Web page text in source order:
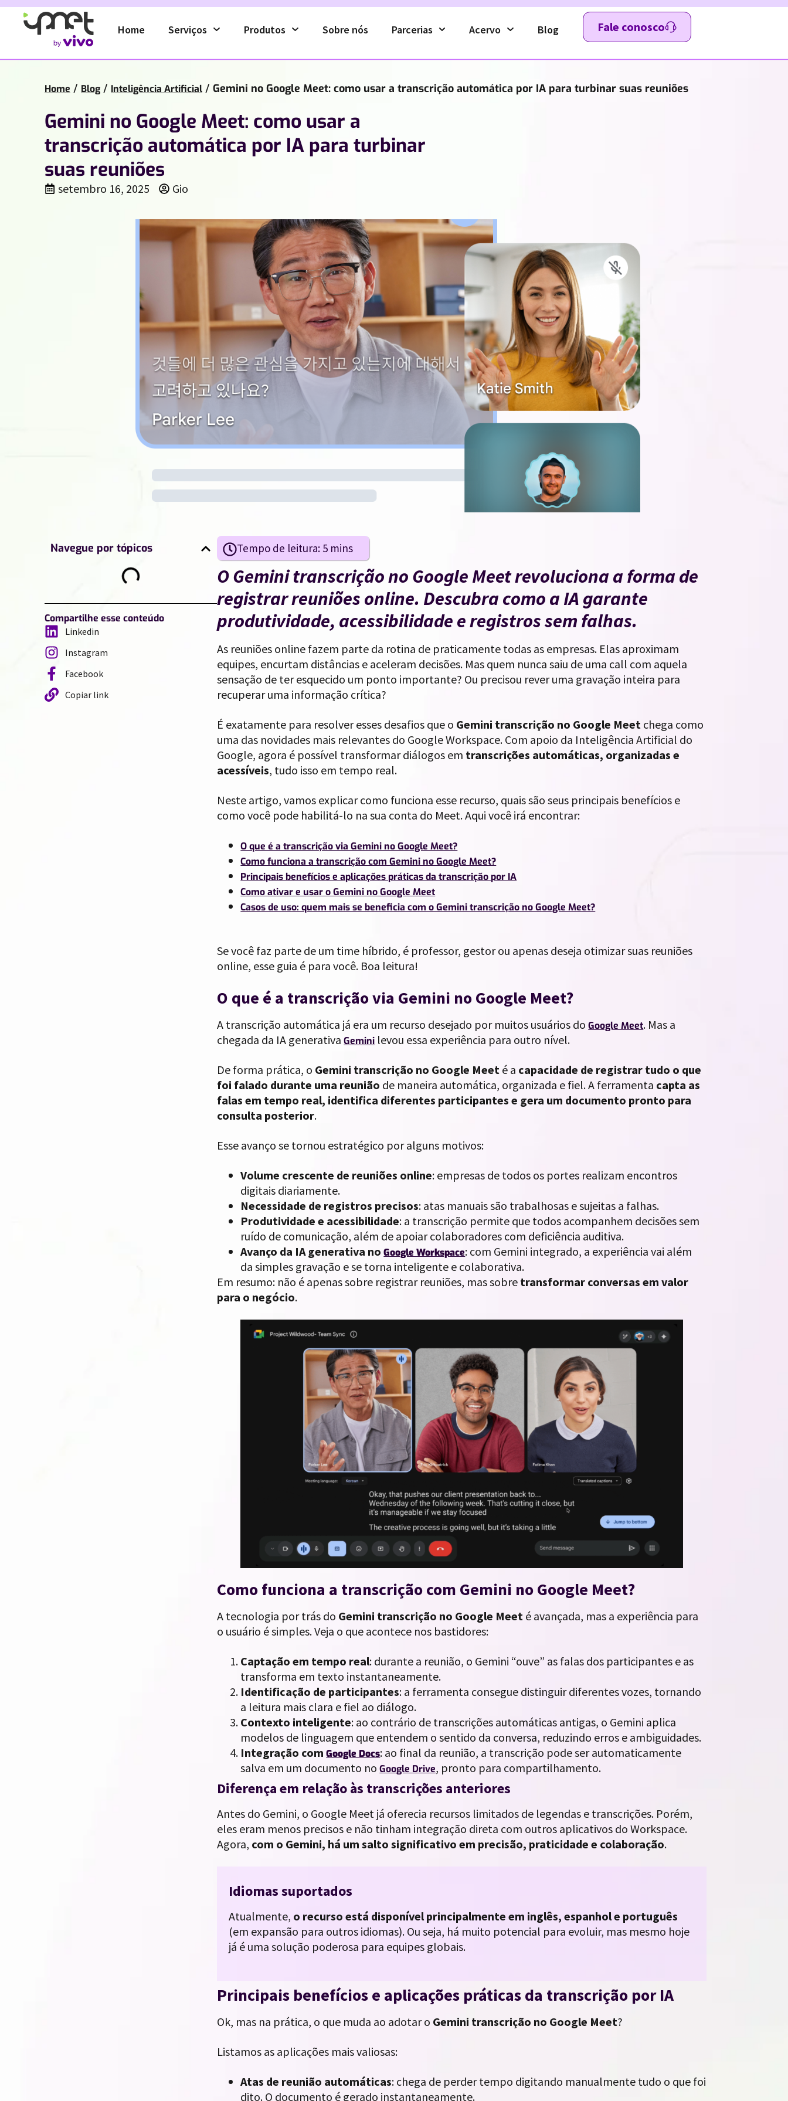
Home Serviços Produtos Sobre nós Parcerias Acervo Blog Fale conosco
Home / Blog / Inteligência Artificial / Gemini no Google Meet: como usar a transcrição automática por IA para turbinar suas reuniões
Gemini no Google Meet: como usar a
transcrição automática por IA para turbinar
suas reuniões
setembro 16, 2025 Gio
Navegue por tópicos
Compartilhe esse conteúdo
Linkedin
Instagram
Facebook
Copiar link
O Gemini transcrição no Google Meet revoluciona a forma de
registrar reuniões online. Descubra como a IA garante
produtividade, acessibilidade e registros sem falhas.
As reuniões online fazem parte da rotina de praticamente todas as empresas. Elas aproximam
equipes, encurtam distâncias e aceleram decisões. Mas quem nunca saiu de uma call com aquela
sensação de ter esquecido um ponto importante? Ou precisou rever uma gravação inteira para
recuperar uma informação crítica?
É exatamente para resolver esses desafios que o Gemini transcrição no Google Meet chega como
uma das novidades mais relevantes do Google Workspace. Com apoio da Inteligência Artificial do
Google, agora é possível transformar diálogos em transcrições automáticas, organizadas e
acessíveis, tudo isso em tempo real.
Neste artigo, vamos explicar como funciona esse recurso, quais são seus principais benefícios e
como você pode habilitá-lo na sua conta do Meet. Aqui você irá encontrar:
O que é a transcrição via Gemini no Google Meet?
Como funciona a transcrição com Gemini no Google Meet?
Principais benefícios e aplicações práticas da transcrição por IA
Como ativar e usar o Gemini no Google Meet
Casos de uso: quem mais se beneficia com o Gemini transcrição no Google Meet?
Se você faz parte de um time híbrido, é professor, gestor ou apenas deseja otimizar suas reuniões
online, esse guia é para você. Boa leitura!
O que é a transcrição via Gemini no Google Meet?
A transcrição automática já era um recurso desejado por muitos usuários doGoogle Meet. Mas a
chegada da IA generativaGemini levou essa experiência para outro nível.
De forma prática, o Gemini transcrição no Google Meet é a capacidade de registrar tudo o que
foi falado durante uma reunião de maneira automática, organizada e fiel. A ferramenta capta as
falas em tempo real, identifica diferentes participantes e gera um documento pronto para
consulta posterior.
Esse avanço se tornou estratégico por alguns motivos:
Volume crescente de reuniões online: empresas de todos os portes realizam encontros
digitais diariamente.
Necessidade de registros precisos: atas manuais são trabalhosas e sujeitas a falhas.
Produtividade e acessibilidade: a transcrição permite que todos acompanhem decisões sem
ruído de comunicação, além de apoiar colaboradores com deficiência auditiva.
Avanço da IA generativa noGoogle Workspace: com Gemini integrado, a experiência vai além
da simples gravação e se torna inteligente e colaborativa.
Em resumo: não é apenas sobre registrar reuniões, mas sobre transformar conversas em valor
para o negócio.
Como funciona a transcrição com Gemini no Google Meet?
A tecnologia por trás do Gemini transcrição no Google Meet é avançada, mas a experiência para
o usuário é simples. Veja o que acontece nos bastidores:
Captação em tempo real: durante a reunião, o Gemini “ouve” as falas dos participantes e as
transforma em texto instantaneamente.
Identificação de participantes: a ferramenta consegue distinguir diferentes vozes, tornando
a leitura mais clara e fiel ao diálogo.
Contexto inteligente: ao contrário de transcrições automáticas antigas, o Gemini aplica
modelos de linguagem que entendem o sentido da conversa, reduzindo erros e ambiguidades.
Integração comGoogle Docs: ao final da reunião, a transcrição pode ser automaticamente
salva em um documento noGoogle Drive, pronto para compartilhamento.
Diferença em relação às transcrições anteriores
Antes do Gemini, o Google Meet já oferecia recursos limitados de legendas e transcrições. Porém,
eles eram menos precisos e não tinham integração direta com outros aplicativos do Workspace.
Agora, com o Gemini, há um salto significativo em precisão, praticidade e colaboração.
Idiomas suportados
Atualmente, o recurso está disponível principalmente em inglês, espanhol e português
(em expansão para outros idiomas). Ou seja, há muito potencial para evoluir, mas mesmo hoje
já é uma solução poderosa para equipes globais.
Principais benefícios e aplicações práticas da transcrição por IA
Ok, mas na prática, o que muda ao adotar o Gemini transcrição no Google Meet?
Listamos as aplicações mais valiosas:
Atas de reunião automáticas: chega de perder tempo digitando manualmente tudo o que foi
dito. O documento é gerado instantaneamente.